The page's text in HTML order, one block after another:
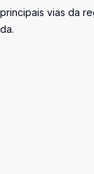
vias da